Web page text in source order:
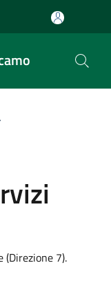
(Direzione 7).